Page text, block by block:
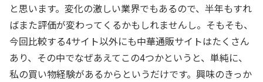
と思います。変化の激しい業界でもあるので、半年もすれ
ばまた評価が変わってくるかもしれませんし。そもそも、
今回比較する4サイト以外にも中華通販サイトはたくさん
あり、その中でなぜあえてこの4つかというと、単純に、
私の買い物経験があるからというだけです。興味のきっか